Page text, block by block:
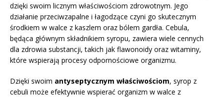
dzięki swoim licznym właściwościom zdrowotnym. Jego
działanie przeciwzapalne i łagodzące czyni go skutecznym
środkiem w walce z kaszlem oraz bólem gardła. Cebula,
będąca głównym składnikiem syropu, zawiera wiele cennych
dla zdrowia substancji, takich jak flawonoidy oraz witaminy,
które wspierają procesy odpornościowe organizmu.
Dzięki swoim antyseptycznym właściwościom, syrop z
cebuli może efektywnie wspierać organizm w walce z